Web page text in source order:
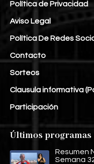
Política de Privacidad
Aviso Legal
Política De Redes
Contacto
Sorteos
Clausula informativa
Participación
Últimos programas
Resumen
Semana